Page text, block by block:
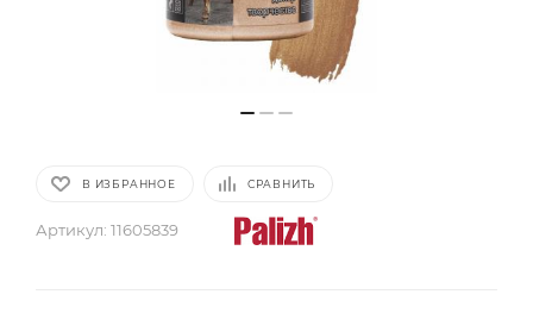
В ИЗБРАННОЕ СРАВНИТЬ
Артикул: 11605839